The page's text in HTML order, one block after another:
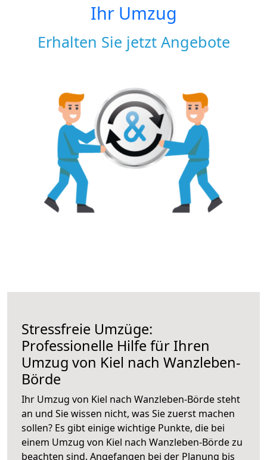
Ihr Umzug
Erhalten Sie jetzt Angebote
Stressfreie Umzüge:
Professionelle Hilfe für Ihren
Umzug von Kiel nach Wanzleben-
Börde
Ihr Umzug von Kiel nach Wanzleben-Börde steht
an und Sie wissen nicht, was Sie zuerst machen
sollen? Es gibt einige wichtige Punkte, die bei
einem Umzug von Kiel nach Wanzleben-Börde zu
beachten sind. Angefangen bei der Planung bis